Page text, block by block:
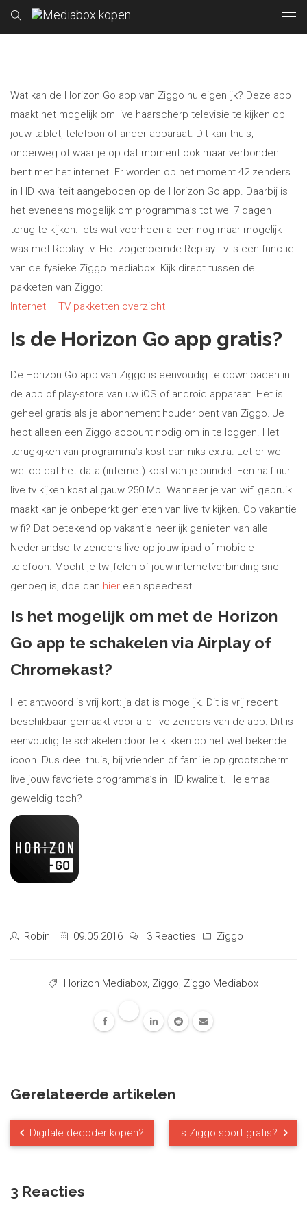
Wat kan de Horizon Go app van Ziggo nu eigenlijk? Deze app
maakt het mogelijk om live haarscherp televisie te kijken op
jouw tablet, telefoon of ander apparaat. Dit kan thuis,
onderweg of waar je op dat moment ook maar verbonden
bent met het internet. Er worden op het moment 42 zenders
in HD kwaliteit aangeboden op de Horizon Go app. Daarbij is
het eveneens mogelijk om programma’s tot wel 7 dagen
terug te kijken. Iets wat voorheen alleen nog maar mogelijk
was met Replay tv. Het zogenoemde Replay Tv is een functie
van de fysieke Ziggo mediabox. Kijk direct tussen de
pakketen van Ziggo:
Internet – TV pakketten overzicht
Is de Horizon Go app gratis?
De Horizon Go app van Ziggo is eenvoudig te downloaden in
de app of play-store van uw iOS of android apparaat. Het is
geheel gratis als je abonnement houder bent van Ziggo. Je
hebt alleen een Ziggo account nodig om in te loggen. Het
terugkijken van programma’s kost dan niks extra. Let er we
wel op dat het data (internet) kost van je bundel. Een half uur
live tv kijken kost al gauw 250 Mb. Wanneer je van wifi gebruik
maakt kan je onbeperkt genieten van live tv kijken. Op vakantie
wifi? Dat betekend op vakantie heerlijk genieten van alle
Nederlandse tv zenders live op jouw ipad of mobiele
telefoon. Mocht je twijfelen of jouw internetverbinding snel
genoeg is, doe dan hier een speedtest.
Is het mogelijk om met de Horizon
Go app te schakelen via Airplay of
Chromekast?
Het antwoord is vrij kort: ja dat is mogelijk. Dit is vrij recent
beschikbaar gemaakt voor alle live zenders van de app. Dit is
eenvoudig te schakelen door te klikken op het wel bekende
icoon. Dus deel thuis, bij vrienden of familie op grootscherm
live jouw favoriete programma’s in HD kwaliteit. Helemaal
geweldig toch?
Robin 09.05.2016 Ziggo
3 Reacties
Horizon Mediabox, Ziggo, Ziggo Mediabox
Gerelateerde artikelen
Digitale decoder kopen? Is Ziggo sport gratis?
3 Reacties